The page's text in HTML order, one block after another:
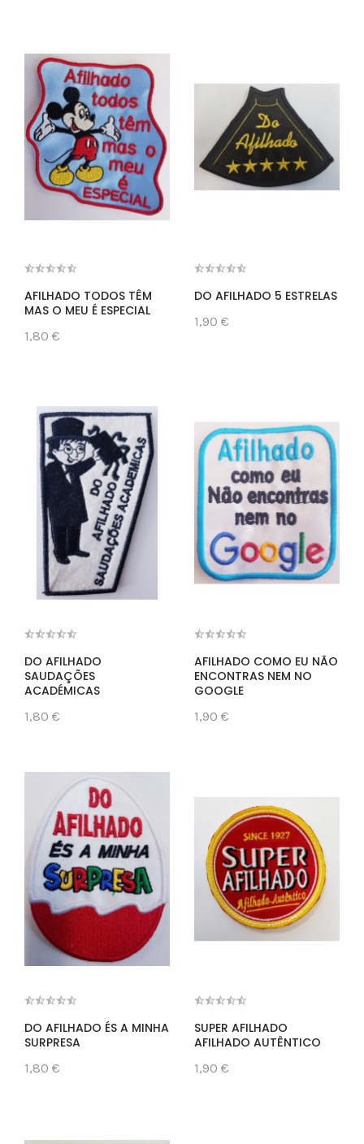
AFILHADO TODOS TÊM
MAS O MEU É ESPECIAL
1,80 €
DO AFILHADO 5 ESTRELAS
1,90 €
DO AFILHADO
SAUDAÇÕES
ACADÉMICAS
1,80 €
AFILHADO COMO EU NÃO
ENCONTRAS NEM NO
GOOGLE
1,90 €
DO AFILHADO ÉS A MINHA
SURPRESA
1,80 €
SUPER AFILHADO
AFILHADO AUTÊNTICO
1,90 €